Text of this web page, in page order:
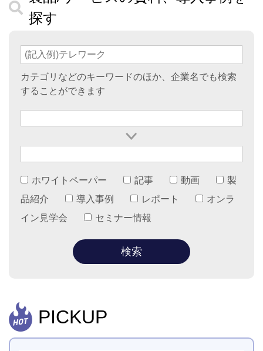
探す
カテゴリなどのキーワードのほか、企業名でも検索
することができます
ホワイトペーパー 記事 動画
製
品紹介
導入事例 レポート
オンラ
イン見学会
セミナー情報
PICKUP